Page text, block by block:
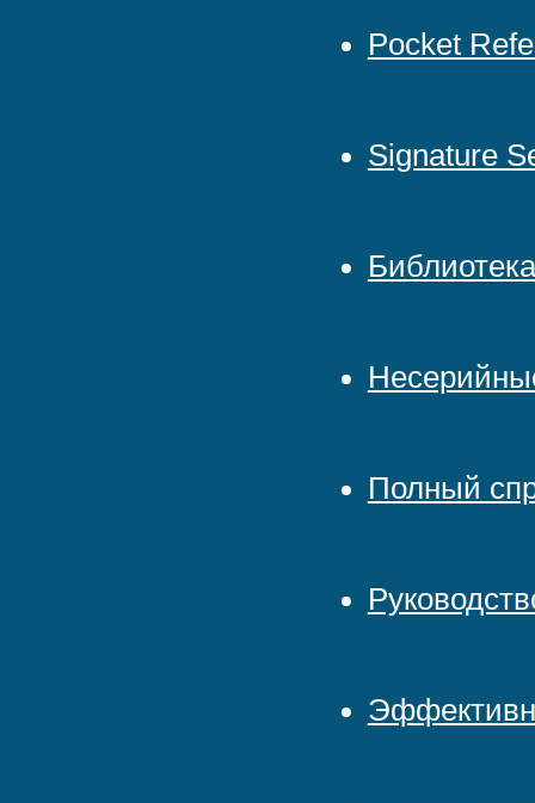
Pocket
Signature
Полный